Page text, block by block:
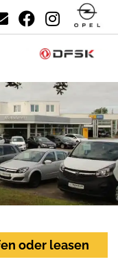
oder leasen